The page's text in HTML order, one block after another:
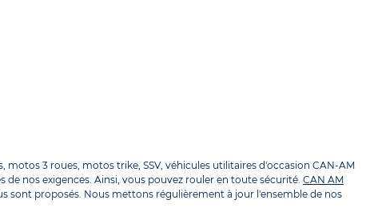
3 roues, motos trike, SSV, véhicules utilitaires d'occasion CAN-AM
nos exigences. Ainsi, vous pouvez rouler en toute sécurité. CAN AM
sont proposés. Nous mettons régulièrement à jour l'ensemble de nos